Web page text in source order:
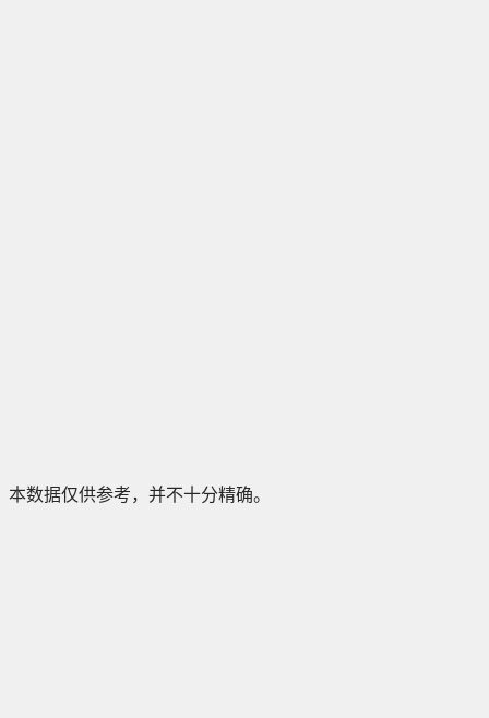
本数据仅供参考，并不十分精确。